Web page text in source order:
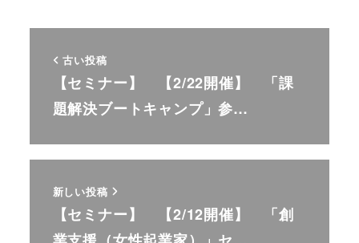
古い投稿
【セミナー】 【2/22開催】 「課
題解決ブートキャンプ」参…
新しい投稿
【セミナー】 【2/12開催】 「創